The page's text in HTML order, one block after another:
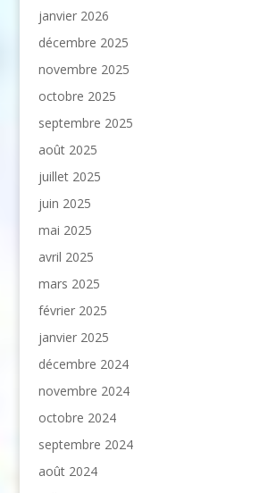
janvier 2026
décembre 2025
novembre 2025
octobre 2025
septembre 2025
août 2025
juillet 2025
juin 2025
mai 2025
avril 2025
mars 2025
février 2025
janvier 2025
décembre 2024
novembre 2024
octobre 2024
septembre 2024
août 2024